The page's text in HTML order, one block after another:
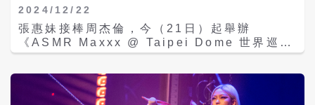
2024/12/22
張惠妹接棒周杰倫，今（21日）起舉辦
《ASMR Maxxx @ Taipei Dome 世界巡迴
演唱會》，將一路唱到12/31跨年夜，共計5
蛋跨年開唱第一人！據悉張惠妹全力備戰，由
於她每每上台總是用盡全力、常常一下台就抽